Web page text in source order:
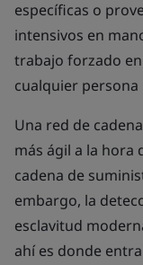
específicas o
intensivos en
trabajo forzado
cualquier
Una red de
más ágil a la hora
cadena de
embargo, la
esclavitud
ahí es donde